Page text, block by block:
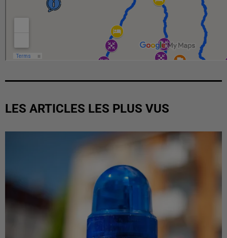
LES ARTICLES LES PLUS VUS